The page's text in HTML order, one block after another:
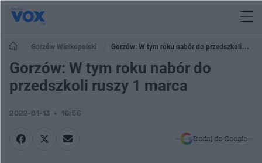
Gorzów Wielkopolski
Gorzów: W tym roku nabór do przedszkoli
ruszy 1 marca
Gorzów: W tym roku nabór do
przedszkoli ruszy 1 marca
2022-01-13 16:56
Dodaj do Google